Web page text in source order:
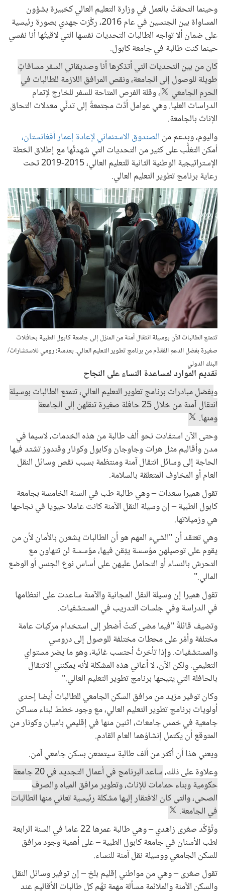
وحينما التحقتُ بالعمل في وزارة التعليم العالي كخبيرة بشؤون
المساواة بين الجنسين في عام 2016، ركَّزت جهدي بصورة رئيسية
على ضمان ألا تواجه الطالبات التحديات نفسها التي لاقيتُها أنا نفسي
حينما كنت طالبة في جامعة كابول.
كان من بين التحديات التي أتذكرها أنا وصديقاتي السفر مسافاتٍ
طويلة للوصول إلى الجامعة، ونقص المرافق اللازمة للطالبات في
الحرم الجامعي
، وقلة الفرص المتاحة للسفر للخارج لإتمام
الدراسات العليا. وهي عوامل أدَّت مجتمعةً إلى تدنِّي معدلات التحاق
الإناث بالجامعة.
واليوم، وبدعم من الصندوق الاستئماني لإعادة إعمار أفغانستان،
أمكن التغلُّب على كثير من التحديات التي شهدتُها مع إطلاق الخطة
الإستراتيجية الوطنية الثانية للتعليم العالي، 2015-2019 تحت
رعاية برنامج تطوير التعليم العالي.
تتمتع الطالبات الآن بوسيلة انتقال آمنة من المنزل إلى جامعة كابول الطبية بحافلات
صغيرة بفضل الدعم المُقدَّم من برنامج تطوير التعليم العالي. بعدسة: رومي للاستشارات/
البنك الدولي
تقديم الموارد لمساعدة النساء على النجاح
وبفضل مبادرات برنامج تطوير التعليم العالي، تتمتع الطالبات بوسيلة
انتقال آمنة من خلال 25 حافلة صغيرة تنقلهن إلى الجامعة
ومنها.
وحتى الآن استفادت نحو ألف طالبة من هذه الخدمات، لاسيما في
مدن وأقاليم مثل هرات وجاوجان وكابول وكونار وقندوز تشتد فيها
الحاجة إلى وسائل انتقال آمنة ومنتظمة بسبب نقص وسائل النقل
العام أو المخاوف المتعلقة بالسلامة.
تقول هميرا سعدات – وهي طالبة طب في السنة الخامسة بجامعة
كابول الطبية – إن وسيلة النقل الآمنة كانت عاملا حيويا في نجاحها
هي وزميلاتها.
وهي تعتقد أن "الشيء المهم هو أن الطالبات يشعرن بالأمان لأن من
يقوم على توصيلهن مؤسسة يثِقن فيها، مؤسسة لن تتهاون مع
التحرش بالنساء أو التحامل عليهن على أساس نوع الجنس أو الوضع
المالي."
تقول هميرا إن وسيلة النقل المجانية والآمنة ساعدت على انتظامها
في الدراسة وفي جلسات التدريب في المستشفيات.
وتضيف قائلةً "فيما مضى كنتُ أضطر إلى استخدام مركبات عامة
مختلفة وأمُر على محطات مختلفة للوصول إلى دروسي
والمستشفيات. وإذا تأخرتُ أحتسب غائبة، وهو ما يضر مستواي
التعليمي. ولكن الآن، لا أعاني هذه المشكلة لأنه يمكنني الانتقال
بالحافلة التي يتيحها برنامج تطوير التعليم العالي."
وكان توفير مزيد من مرافق السكن الجامعي للطالبات أيضا إحدى
أولويات برنامج تطوير التعليم العالي، مع وجود خطط لبناء مساكن
جامعية في خمس جامعات، اثنين منها في إقليمي باميان وكونار من
المتوقع أن يكتمل إنشاؤهما العام القادم.
ويعني هذا أن أكثر من ألف طالبة سيتمتعن بسكن جامعي آمن.
وعلاوة على ذلك،
ساعد البرنامج في أعمال التجديد في 20 جامعة
حكومية وبناء حمامات للإناث، وتطوير مرافق المياه والصرف
الصحي، والتي كان الافتقار إليها مشكلة رئيسية تعاني منها الطالبات
في الجامعة.
وتُؤكِّد صغرى زاهدي – وهي طالبة عمرها 22 عاما في السنة الرابعة
لطب الأسنان في جامعة كابول الطبية – على أهمية وجود مرافق
للسكن الجامعي ووسيلة نقل آمنة للنساء.
تقول صغرى – وهي من مواطني إقليم بلخ – إن توفير وسائل النقل
والسكن الآمنة والملائمة مسألة مهمة تهُم كل طالبات الأقاليم عند